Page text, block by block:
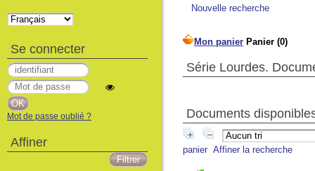
Nouvelle recherche
Série Lourdes.
Documents
panier Affiner la recherche
Se connecter
Mot de passe oublié ?
Affiner